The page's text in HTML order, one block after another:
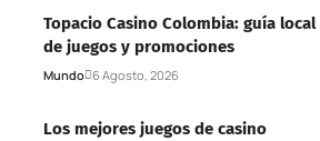
Topacio Casino Colombia: guía local
de juegos y promociones
Mundo 6 Agosto, 2026
Los mejores juegos de casino